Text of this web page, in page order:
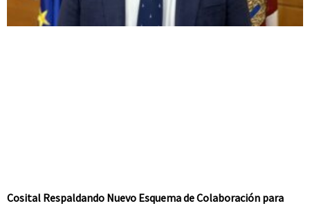
Cosital Respaldando Nuevo Esquema de Colaboración para